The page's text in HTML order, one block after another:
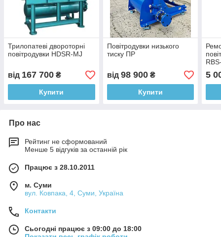
Трилопатеві двороторні
повітродувки HDSR-MJ
від 167 700 ₴
Купити
Повітродувки низького
тиску ПР
від 98 900₴
Купити
5
Про нас
Рейтинг не сформований
Менше 5 відгуків за останній рік
Працює з 28.10.2011
м. Суми
вул. Ковпака, 4, Суми, Україна
Контакти
Сьогодні працює з 09:00 до 18:00